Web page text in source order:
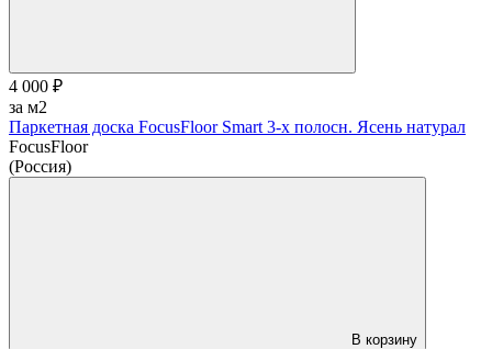
4 000 ₽
за м2
Паркетная доска FocusFloor Smart 3-х полосн. Ясень натурал
FocusFloor
(Россия)
В корзину